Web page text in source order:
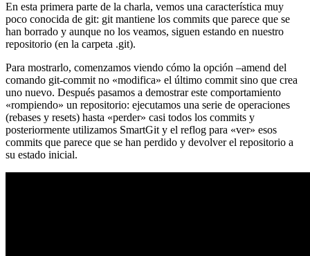
En esta primera parte de la charla, vemos una característica muy
poco conocida de git: git mantiene los commits que parece que se
han borrado y aunque no los veamos, siguen estando en nuestro
repositorio (en la carpeta .git).
Para mostrarlo, comenzamos viendo cómo la opción –amend del
comando git-commit no «modifica» el último commit sino que crea
uno nuevo. Después pasamos a demostrar este comportamiento
«rompiendo» un repositorio: ejecutamos una serie de operaciones
(rebases y resets) hasta «perder» casi todos los commits y
posteriormente utilizamos SmartGit y el reflog para «ver» esos
commits que parece que se han perdido y devolver el repositorio a
su estado inicial.